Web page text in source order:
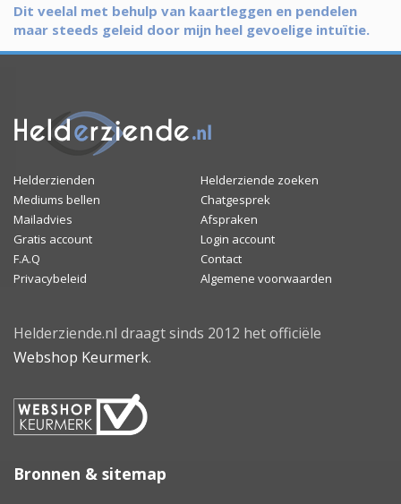
Dit veelal met behulp van kaartleggen en pendelen
maar steeds geleid door mijn heel gevoelige intuïtie.
Helderzienden
Helderziende zoeken
Mediums bellen
Chatgesprek
Mailadvies
Afspraken
Gratis account
Login account
F.A.Q
Contact
Privacybeleid
Algemene voorwaarden
Helderziende.nl draagt sinds 2012 het officiële
Webshop Keurmerk.
Bronnen & sitemap